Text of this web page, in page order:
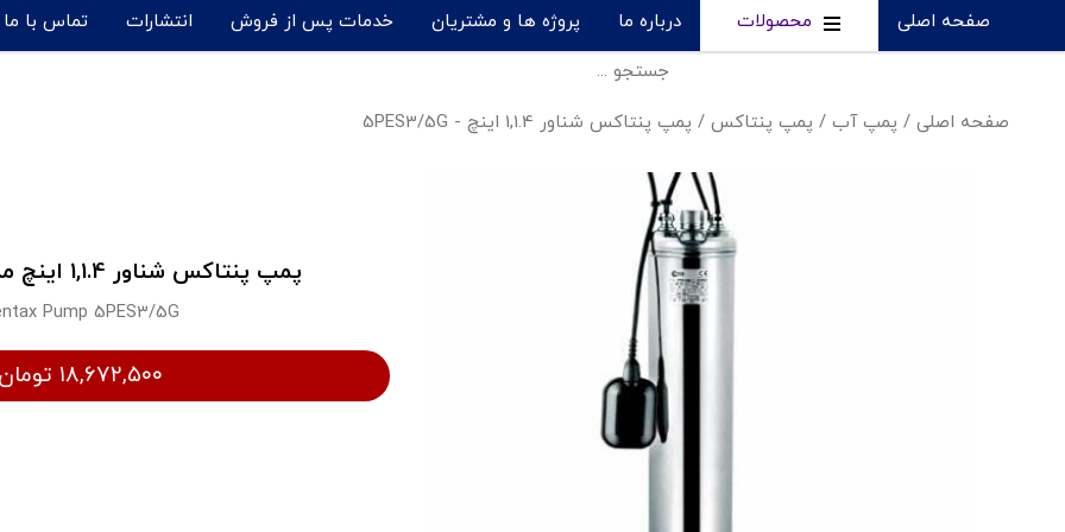
صفحه اصلی محصولات درباره ما پروژه ها و مشتریان خدمات پس از فروش انتشارات تماس با ما
صفحه اصلی / پمپ آب / پمپ پنتاکس / پمپ پنتاکس شناور 1,1.4 اینچ - 5PES3/5G
پمپ پنتاکس شناور 1,1.4 اینچ مدل 5PES3/5G
Pump 5PES3/5G
۱۸,۶۷۲,۵۰۰ تومان